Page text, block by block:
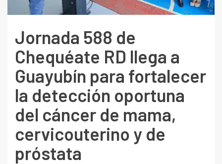
Jornada 588 de
Chequéate RD llega a
Guayubín para fortalecer
la detección oportuna
del cáncer de mama,
cervicouterino y de
próstata